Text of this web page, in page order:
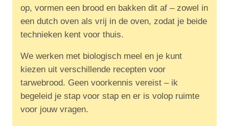
op, vormen een brood en bakken dit af – zowel in
een dutch oven als vrij in de oven, zodat je beide
technieken kent voor thuis.
We werken met biologisch meel en je kunt
kiezen uit verschillende recepten voor
tarwebrood. Geen voorkennis vereist – ik
begeleid je stap voor stap en er is volop ruimte
voor jouw vragen.